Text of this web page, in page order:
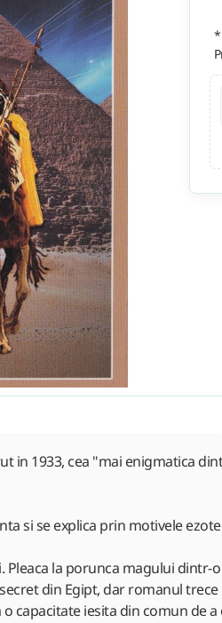
*
in 1933, cea "mai
si se explica prin motivele
la porunca magului
din Egipt, dar romanul
capacitate iesita din comun